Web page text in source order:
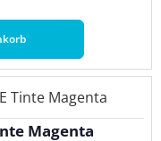
Magenta